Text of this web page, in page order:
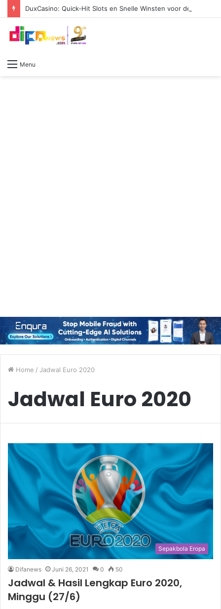
Menu
Home / Jadwal Euro 2020
Jadwal Euro 2020
Sepakbola Eropa
Difanews Juni 26, 2021 0 50
Jadwal & Hasil Lengkap Euro 2020,
Minggu (27/6)